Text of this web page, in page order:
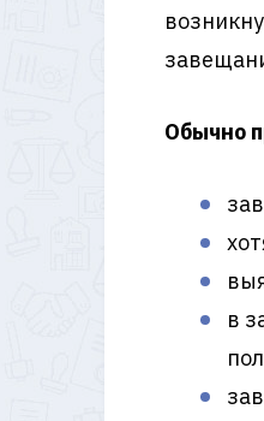
Обычно
в